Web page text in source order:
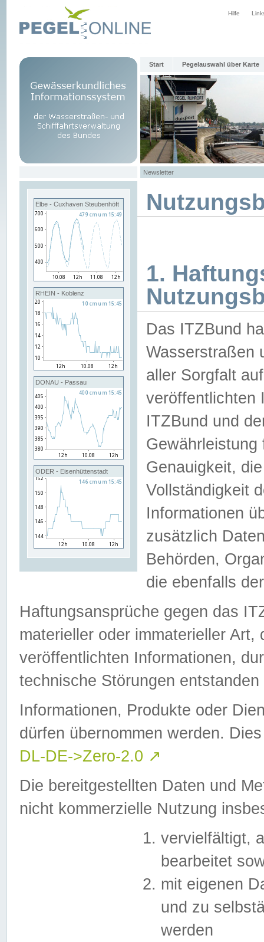
Hilfe
Start Pegelauswahl über Karte
Newsletter
Elbe - Cuxhaven Steubenhöft
RHEIN - Koblenz
DONAU - Passau
ODER - Eisenhüttenstadt
1.
Das ITZBund
Wasserstraßen
aller Sorgfalt
veröffentlichten
ITZBund und
Genauigkeit,
Vollständigkeit
Informationen
zusätzlich
Behörden,
die ebenfalls
Haftungsansprüche gegen das
materieller oder immaterieller
veröffentlichten Informationen,
technische Störungen
Informationen, Produkte oder
dürfen übernommen werden.
DL-DE->Zero-2.0 ↗
Die bereitgestellten Daten und
nicht kommerzielle Nutzung
vervielfältigt,
bearbeitet
mit eigenen
und zu
werden